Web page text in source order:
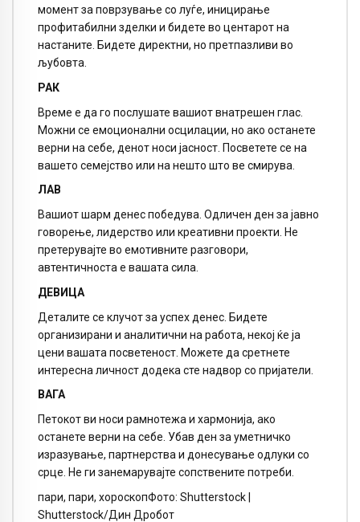
момент за поврзување со луѓе, иницирање
профитабилни зделки и бидете во центарот на
настаните. Бидете директни, но претпазливи во
љубовта.
РАК
Време е да го послушате вашиот внатрешен глас.
Можни се емоционални осцилации, но ако останете
верни на себе, денот носи јасност. Посветете се на
вашето семејство или на нешто што ве смирува.
ЛАВ
Вашиот шарм денес победува. Одличен ден за јавно
говорење, лидерство или креативни проекти. Не
претерувајте во емотивните разговори,
автентичноста е вашата сила.
ДЕВИЦА
Деталите се клучот за успех денес. Бидете
организирани и аналитични на работа, некој ќе ја
цени вашата посветеност. Можете да сретнете
интересна личност додека сте надвор со пријатели.
ВАГА
Петокот ви носи рамнотежа и хармонија, ако
останете верни на себе. Убав ден за уметничко
изразување, партнерства и донесување одлуки со
срце. Не ги занемарувајте сопствените потреби.
пари, пари, хороскопФото: Shutterstock |
Shutterstock/Дин Дробот